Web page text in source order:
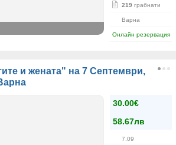
219 грабнати
Варна
Онлайн резервация
и жената" на 7 Септември,
30.00€
58.67лв
7.09